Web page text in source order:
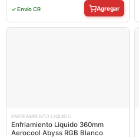
✓ Envío CR Agregar
ENFRIAMIENTO LIQUIDO
Enfriamiento Líquido 360mm
Aerocool Abyss RGB Blanco